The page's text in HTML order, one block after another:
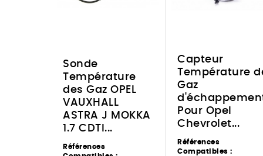
Sonde
Température
des Gaz OPEL
VAUXHALL
ASTRA J MOKKA
1.7 CDTI...
Références
Capteur
Température
Gaz
Pour Opel
Chevrolet...
Références
Compatibles :